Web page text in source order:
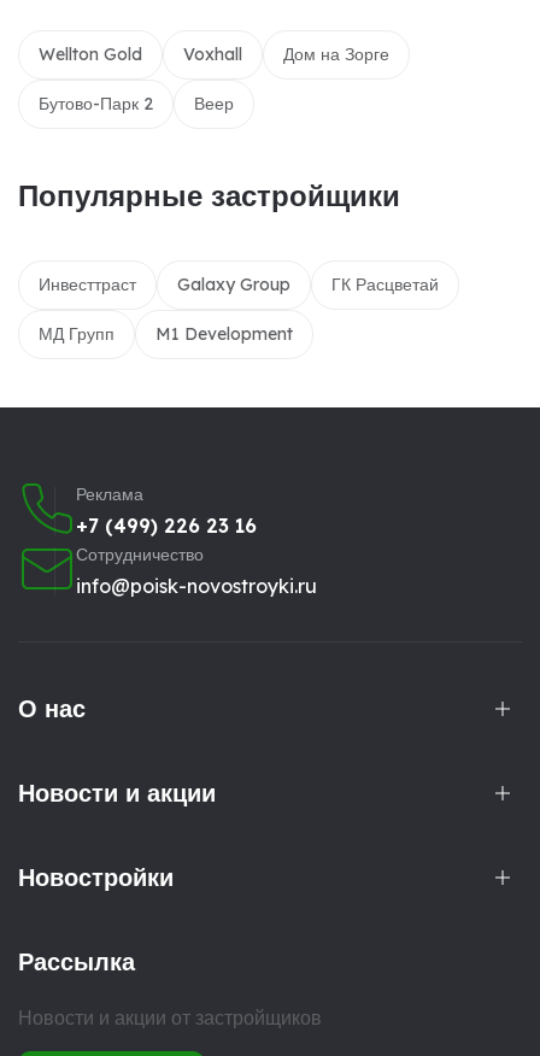
Wellton Gold Voxhall Дом на Зорге
Бутово-Парк 2 Веер
Популярные застройщики
Инвесттраст Galaxy Group ГК Расцветай
МД Групп M1 Development
Реклама
+7 (499) 226 23 16
Сотрудничество
info@poisk-novostroyki.ru
О нас
Новости и акции
Новостройки
Рассылка
Новости и акции от застройщиков